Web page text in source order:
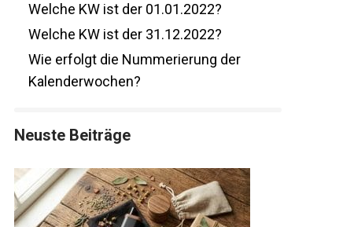
Welche KW ist der 01.01.2022?
Welche KW ist der 31.12.2022?
Wie erfolgt die Nummerierung der
Kalenderwochen?
Neuste Beiträge